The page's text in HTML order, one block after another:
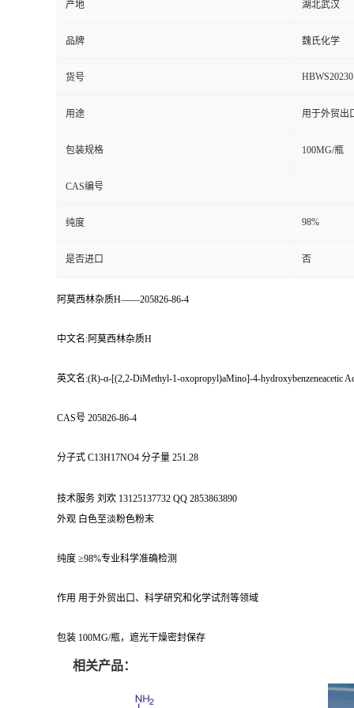
产地 湖北武汉
品牌 魏氏化学
货号
用途 用于外贸出
包装规格 100MG/瓶
CAS编号
纯度 98%
是否进口 否
阿莫西林杂质H——205826-86-4
中文名:阿莫西林杂质H
英文名:(R)-α-[(2,2-DiMethyl-1-oxopropyl)aMino]-4-hydroxybenzeneacetic
CAS号 205826-86-4
分子式 C13H17NO4 分子量 251.28
技术服务 刘欢 13125137732 QQ 2853863890
外观 白色至淡粉色粉末
纯度 ≥98%专业科学准确检测
作用 用于外贸出口、科学研究和化学试剂等领域
包装 100MG/瓶，遮光干燥密封保存
相关产品：